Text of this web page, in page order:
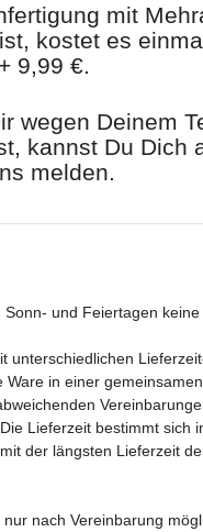
mit
kostet es
9,99 €.
wegen Deinem
kannst Du Dich
melden.
Sonn- und Feiertagen
unterschiedlichen
Ware in einer gemeinsamen
Lieferzeit bestimmt sich
der längsten Lieferzeit
nur nach Vereinbarung